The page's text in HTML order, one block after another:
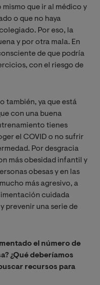
mismo que ir al médico y
o que no haya
Por eso, la
y por otra mala. En
de que podría
con el riesgo de
también, ya que está
con una buena
tienes
el COVID o no sufrir
Por desgracia
más obesidad infantil y
obesas y en las
más agresivo, a
cuidada
prevenir una serie de
el número de
¿Qué deberíamos
recursos para